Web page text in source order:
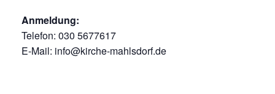
Anmeldung:
Telefon: 030 5677617
E-Mail: info@kirche-mahlsdorf.de